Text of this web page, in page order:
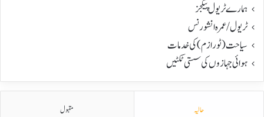
ہمارے ٹریول پیکجز
ٹریول/عمرہ انشورنس
سیاحت(ٹورازم) کی خدمات
ہوائی جہازوں کی سستی ٹکٹیں
حالیہ مقبول